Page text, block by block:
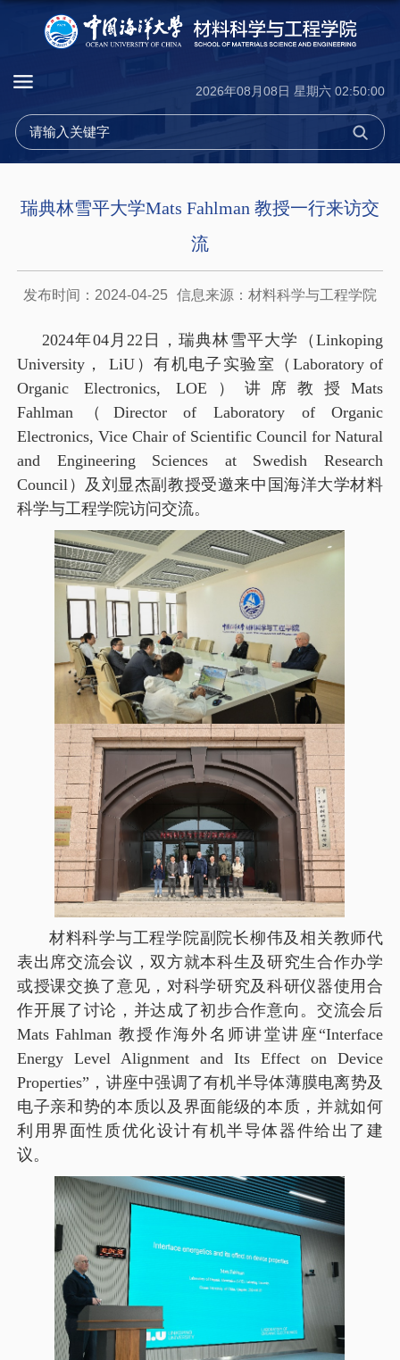
2026年08月08日 星期六 02:50:00
瑞典林雪平大学Mats Fahlman 教授一行来访交
流
发布时间：2024-04-25 信息来源：材料科学与工程学院
2024年04月 22 日，瑞典林雪平大学（Linkoping
University，LiU ）有机电子实验室（ Laboratory of
Organic Electronics, LOE ）讲席教授Mats
Fahlman （ Director of Laboratory of Organic
Electronics, Vice Chair of Scientific Council for Natural
and Engineering Sciences at Swedish Research
Council ）及刘显杰副教授受邀来中国海洋大学材料
科学与工程学院访问交流。
材料科学与工程学院副院长柳伟及相关教师代
表出席交流会议，双方就本科生及研究生合作办学
或授课交换了意见，对科学研究及科研仪器使用合
作开展了讨论，并达成了初步合作意向。交流会后
Mats Fahlman 教授作海外名师讲堂讲座“Interface
Energy Level Alignment and Its Effect on Device
Properties”，讲座中强调了有机半导体薄膜电离势及
电子亲和势的本质以及界面能级的本质，并就如何
利用界面性质优化设计有机半导体器件给出了建
议。